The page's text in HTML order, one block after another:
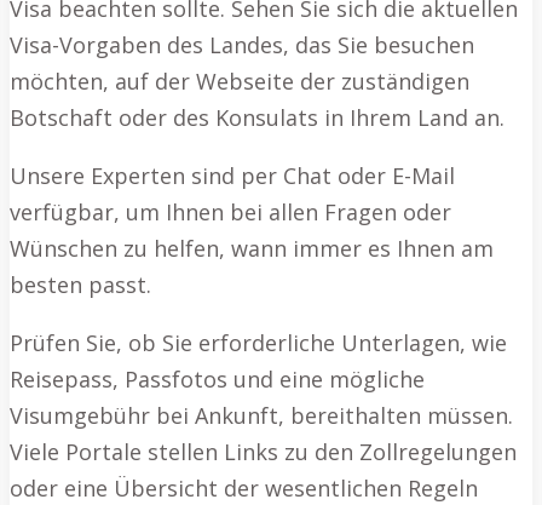
Visa beachten sollte. Sehen Sie sich die aktuellen
Visa-Vorgaben des Landes, das Sie besuchen
möchten, auf der Webseite der zuständigen
Botschaft oder des Konsulats in Ihrem Land an.
Unsere Experten sind per Chat oder E-Mail
verfügbar, um Ihnen bei allen Fragen oder
Wünschen zu helfen, wann immer es Ihnen am
besten passt.
Prüfen Sie, ob Sie erforderliche Unterlagen, wie
Reisepass, Passfotos und eine mögliche
Visumgebühr bei Ankunft, bereithalten müssen.
Viele Portale stellen Links zu den Zollregelungen
oder eine Übersicht der wesentlichen Regeln